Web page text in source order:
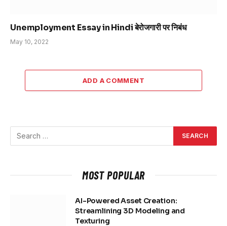
Unemployment Essay in Hindi बेरोजगारी पर निबंध
May 10, 2022
ADD A COMMENT
MOST POPULAR
AI-Powered Asset Creation:
Streamlining 3D Modeling and
Texturing